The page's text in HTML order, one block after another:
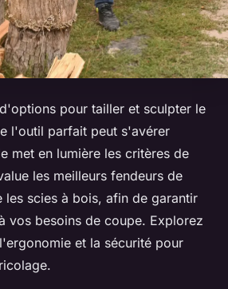
pour tailler et sculpter le
l'outil parfait peut s'avérer
met en lumière les critères de
les meilleurs fendeurs de
les scies à bois, afin de garantir
vos besoins de coupe. Explorez
et la sécurité pour